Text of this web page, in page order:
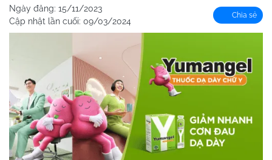
Ngày đăng: 15/11/2023
Cập nhật lần cuối: 09/03/2024
Chia sẻ